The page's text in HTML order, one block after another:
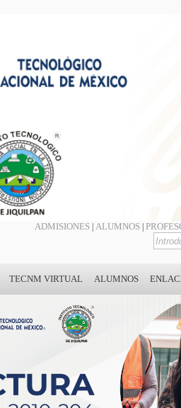
ADMISIONES | ALUMNOS |
TECNM VIRTUAL ALUMNOS